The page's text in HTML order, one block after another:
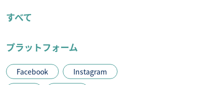
すべて
プラットフォーム
Facebook
Instagram